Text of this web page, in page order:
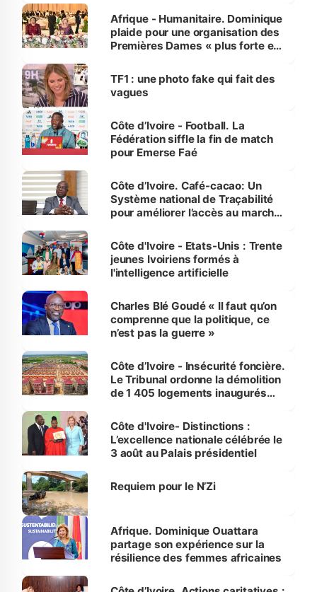
Afrique - Humanitaire. Dominique
plaide pour une organisation des
Premières Dames « plus forte et
sur la scène internationale »
TF1 : une photo fake qui fait des
vagues
Côte d’Ivoire - Football. La
Fédération siffle la fin de match
pour Emerse Faé
Côte d’Ivoire. Café-cacao: Un
Système national de Traçabilité
pour améliorer l’accès au marché
Côte d'Ivoire - Etats-Unis : Trente
jeunes Ivoiriens formés à
l'intelligence artificielle
Charles Blé Goudé « Il faut qu’on
comprenne que la politique, ce
n’est pas la guerre »
Côte d’Ivoire - Insécurité foncière.
Le Tribunal ordonne la démolition
de 1 405 logements inaugurés
Bassam
Côte d'Ivoire- Distinctions :
L’excellence nationale célébrée le
3 août au Palais présidentiel
Requiem pour le N’Zi
Afrique. Dominique Ouattara
partage son expérience sur la
résilience des femmes africaines